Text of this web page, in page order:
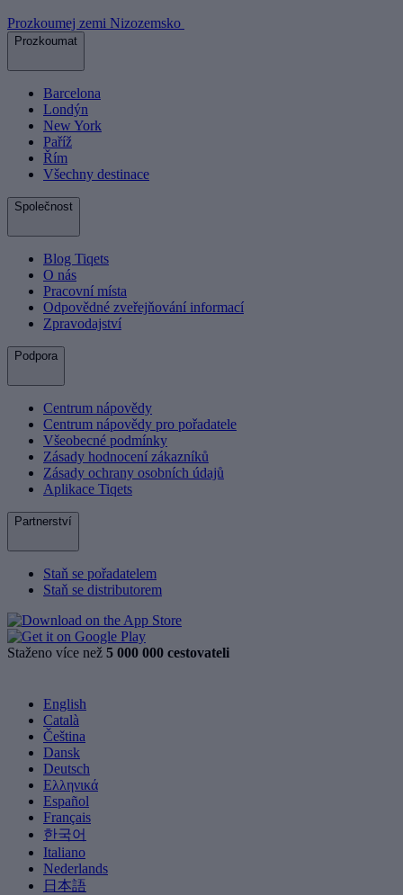
Prozkoumej zemi Nizozemsko
Prozkoumat
Barcelona
Londýn
New York
Paříž
Řím
Všechny destinace
Společnost
Blog Tiqets
O nás
Pracovní místa
Odpovědné zveřejňování informací
Zpravodajství
Podpora
Centrum nápovědy
Centrum nápovědy pro pořadatele
Všeobecné podmínky
Zásady hodnocení zákazníků
Zásady ochrany osobních údajů
Aplikace Tiqets
Partnerství
Staň se pořadatelem
Staň se distributorem
Staženo více než 5 000 000 cestovateli
English
Català
Čeština
Dansk
Deutsch
Ελληνικά
Español
Français
한국어
Italiano
Nederlands
日本語